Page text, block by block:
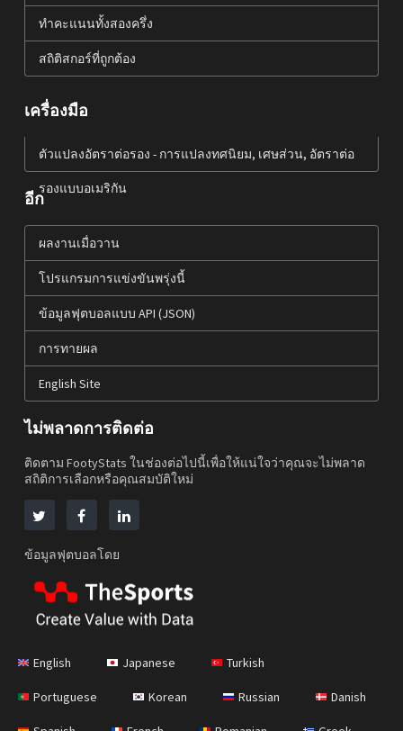
ทำคะแนนทั้งสองครึ่ง
สถิติสกอร์ที่ถูกต้อง
เครื่องมือ
ตัวแปลงอัตราต่อรอง - การแปลงทศนิยม, เศษส่วน, อัตราต่อ
รองแบบอเมริกัน
อีก
ผลงานเมื่อวาน
โปรแกรมการแข่งขันพรุ่งนี้
ข้อมูลฟุตบอลแบบ API (JSON)
การทายผล
English Site
ไม่พลาดการติดต่อ
ติดตาม FootyStats ในช่องต่อไปนี้เพื่อให้แน่ใจว่าคุณจะไม่พลาด
สถิติการเลือกหรือคุณสมบัติใหม่
ข้อมูลฟุตบอลโดย
English Japanese Turkish
Portuguese Korean Russian Danish